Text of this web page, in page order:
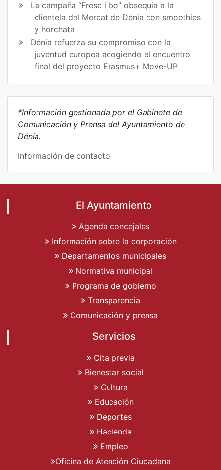
La campaña “Fresc i bo” obsequia a la
clientela del Mercat de Dénia con smoothies
y horchata
Dénia refuerza su compromiso con la
juventud europea acogiendo el encuentro
final del proyecto Erasmus+ Move-UP
*Información gestionada por el Gabinete de
Comunicación y Prensa del Ayuntamiento de
Dénia.
Información de contacto
El Ayuntamiento
Agenda concejales
Información sobre la corporación
Departamentos municipales
Normativa municipal
Programa de gobierno
Transparencia
Comunicación y prensa
Servicios
Cita previa
Bienestar social
Cultura
Educación
Deportes
Hacienda
Empleo
Oficina de Atención Ciudadana